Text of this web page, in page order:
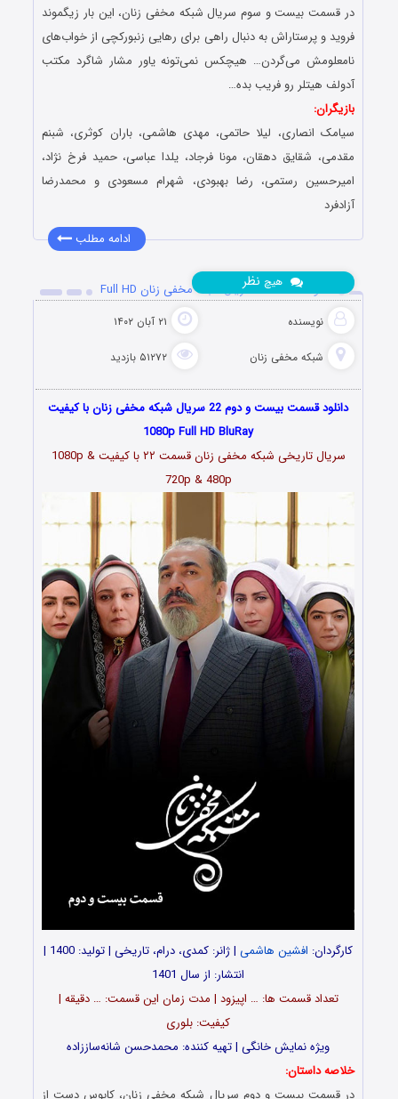
در قسمت بیست و سوم سریال شبکه مخفی زنان، این بار زیگموند
فروید و پرستاراش به دنبال راهی برای رهایی زنبورکچی از خواب‌های
نامعلومش می‌گردن… هیچکس نمی‌تونه یاور مشار شاگرد مکتب
آدولف هیتلر رو فریب بده…
بازیگران:
سیامک انصاری، لیلا حاتمی، مهدی هاشمی، باران کوثری، شبنم
مقدمی، شقایق دهقان، مونا فرجاد، یلدا عباسی، حمید فرخ نژاد،
امیرحسین رستمی، رضا بهبودی، شهرام مسعودی و محمدرضا
آزادفرد
ادامه مطلب
دانلود قسمت 22 سریال شبکه مخفی زنان Full HD
نویسنده ۲۱ آبان ۱۴۰۲
شبکه مخفی زنان ۵۱۲۷۲ بازدید
هیچ نظر
دانلود قسمت بیست و دوم 22 سریال شبکه مخفی زنان با کیفیت
1080p Full HD BluRay
سریال تاریخی شبکه مخفی زنان قسمت ۲۲
با کیفیت 1080p &
720p & 480p
کارگردان: افشین هاشمی
| ژانر: کمدی، درام، تاریخی | تولید: 1400 |
انتشار: از سال 1401
تعداد قسمت ‎ها: … اپیزود | مدت زمان این قسمت: … دقیقه |
کیفیت: بلوری
ویژه نمایش خانگی | تهیه کننده: محمدحسن شانه‌ساززاده
خلاصه داستان:
در قسمت بیست و دوم سریال شبکه مخفی زنان، کابوس دست از